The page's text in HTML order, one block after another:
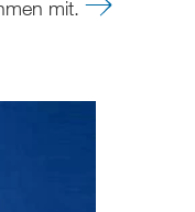
mit.